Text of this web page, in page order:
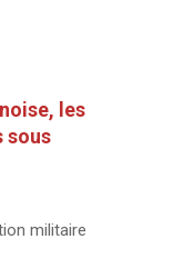
les
sous
militaire